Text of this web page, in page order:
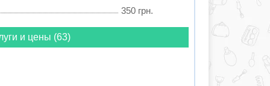
350 грн.
и цены (63)